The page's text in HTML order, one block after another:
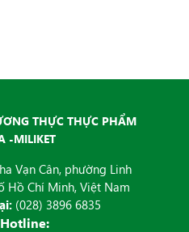
THỰC THỰC PHẨM
-MILIKET
Vạn Cân, phường Linh
Hồ Chí Minh, Việt Nam
(028) 3896 6835
Hotline: